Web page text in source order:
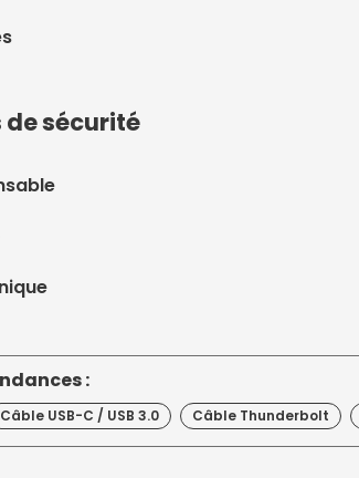
sécurité
:
Câble USB-C / USB 3.0 Câble Thunderbolt